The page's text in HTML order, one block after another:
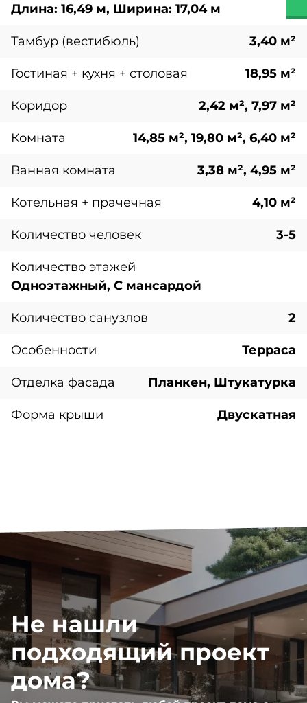
Длина: 16,49 м, Ширина: 17,04 м
Тамбур (вестибюль) 3,40 м²
Гостиная + кухня + столовая 18,95 м²
Коридор 2,42 м², 7,97 м²
Комната 14,85 м², 19,80 м², 6,40 м²
Ванная комната 3,38 м², 4,95 м²
Котельная + прачечная 4,10 м²
Количество человек 3-5
Количество этажей
Одноэтажный, С мансардой
Количество санузлов 2
Особенности Терраса
Отделка фасада Планкен, Штукатурка
Форма крыши Двускатная
Не нашли
подходящий проект
дома?